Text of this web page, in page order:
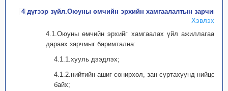
4 дүгээр зүйл.Оюуны өмчийн эрхийн хамгаалалтын зарчим
Хэвлэх
4.1.Оюуны өмчийн эрхийг хамгаалах үйл ажиллагаанд
дараах зарчмыг баримтална:
4.1.1.хууль дээдлэх;
4.1.2.нийтийн ашиг сонирхол, зан суртахуунд нийцсэн
байх;